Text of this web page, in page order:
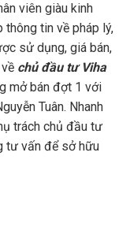
viên giàu kinh
thông tin về pháp lý,
sử dụng, giá bán,
chủ đầu tư Viha
mở bán đợt 1 với
Tuân. Nhanh
trách chủ đầu tư
tư vấn để sở hữu